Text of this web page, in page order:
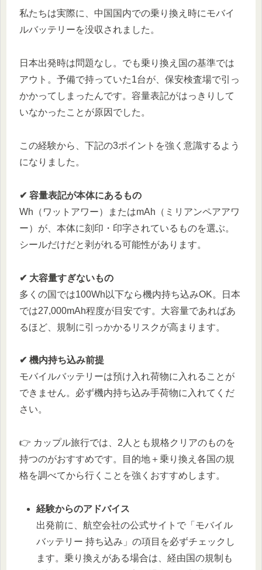
私たちは実際に、中国国内での乗り換え時にモバイ
ルバッテリーを没収されました。
日本出発時は問題なし。でも乗り換え国の基準では
アウト。予備で持っていた1台が、保安検査場で引っ
かかってしまったんです。容量表記がはっきりして
いなかったことが原因でした。
この経験から、下記の3ポイントを強く意識するよう
になりました。
✔ 容量表記が本体にあるもの
Wh（ワットアワー）またはmAh（ミリアンペアアワ
ー）が、本体に刻印・印字されているものを選ぶ。
シールだけだと剥がれる可能性があります。
✔ 大容量すぎないもの
多くの国では100Wh以下なら機内持ち込みOK。日本
では27,000mAh程度が目安です。大容量であればあ
るほど、規制に引っかかるリスクが高まります。
✔ 機内持ち込み前提
モバイルバッテリーは預け入れ荷物に入れることが
できません。必ず機内持ち込み手荷物に入れてくだ
さい。
👉 カップル旅行では、2人とも規格クリアのものを
持つのがおすすめです。目的地＋乗り換え各国の規
格を調べてから行くことを強くおすすめします。
経験からのアドバイス
出発前に、航空会社の公式サイトで「モバイル
バッテリー 持ち込み」の項目を必ずチェックし
ます。乗り換えがある場合は、経由国の規制も